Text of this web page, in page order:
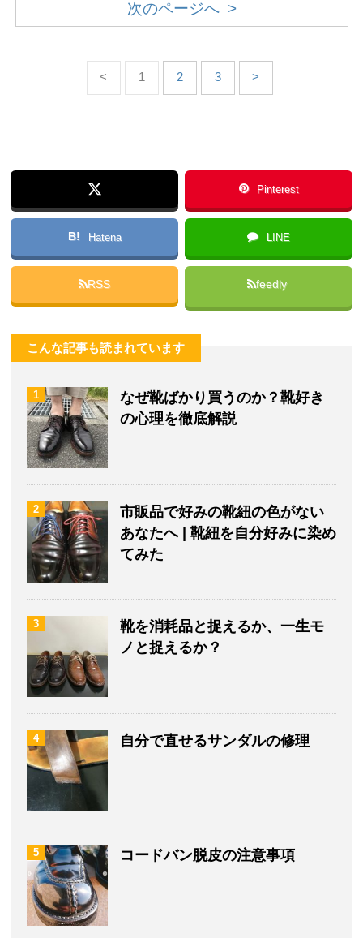
次のページへ >
< 1 2 3 >
Pinterest
B! Hatena LINE
RSS feedly
こんな記事も読まれています
1
なぜ靴ばかり買うのか？靴好き
の心理を徹底解説
2
市販品で好みの靴紐の色がない
あなたへ | 靴紐を自分好みに染め
てみた
3
靴を消耗品と捉えるか、一生モ
ノと捉えるか？
4 自分で直せるサンダルの修理
5 コードバン脱皮の注意事項